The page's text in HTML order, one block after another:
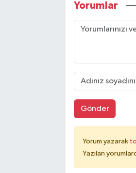
Yorumlar
Gönder
Yorum yazarak
Yazılan